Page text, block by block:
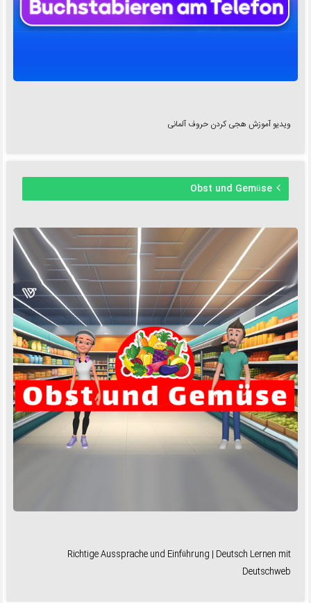
ویدیو آموزش هجی کردن حروف آلمانی
Obst und Gemüse
Richtige Aussprache und Einführung | Deutsch Lernen mit
Deutschweb